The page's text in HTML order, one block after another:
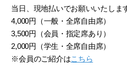
当日、現地払いでお願いいたしま
4,000円（一般・全席自由席）
3,500円（会員・指定席あり）
2,000円（学生・全席自由席）
※会員のご紹介はこちら